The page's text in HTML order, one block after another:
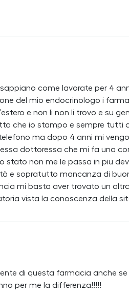
come lavorate per 4
del mio endocrinologo i
e non li non li trovo e su
che io stampo e sempre tutti
ma dopo 4 anni mi
dottoressa che mi fa una
stato non me le passa in piu
e sopratutto mancanza di
mi basta aver trovato un
vista la conoscenza della
di questa farmacia anche
per me la differenza!!!!!